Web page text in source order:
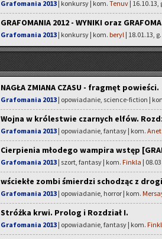
Grafomania 2013 | konkursy | kom. Tenuv | 16.10.13,
GRAFOMANIA 2012 - WYNIKI oraz
Grafomania 2013 | konkursy | kom. beryl | 18.01.13,
NAGŁA ZMIANA CZASU - fragmęt powieści.
Grafomania 2013 | opowiadanie, science-fiction |
Wojna w królestwie czarnych elfów.
Grafomania 2013 | opowiadanie, fantasy | kom. Anet
Cierpienia młodego wampira wstęp
Grafomania 2013 | szort, fantasy | kom. Finkla |
wściekłe zombi śmierdzi schodząc z
Grafomania 2013 | opowiadanie, horror | kom.
Stróżka krwi. Prolog i Rozdział I.
Grafomania 2013 | opowiadanie, fantasy | kom.